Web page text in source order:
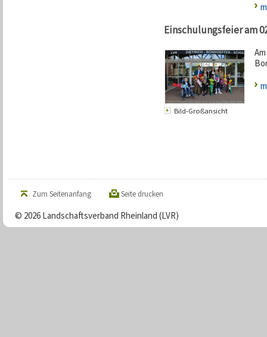
Einschulungsfeier am
Bild-Großansicht
Zum Seitenanfang Seite drucken
© 2026 Landschaftsverband Rheinland (LVR)